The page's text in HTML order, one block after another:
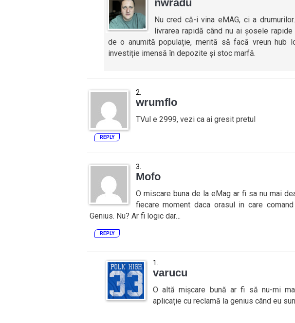
nwradu
Nu cred că-i vina eMAG, ci a
livrarea rapidă când nu ai șosele
de o anumită populație, merită să facă vreun hub
investiție imensă în depozite și stoc marfă.
wrumflo
TVul e 2999, vezi ca ai gresit pretul
REPLY
Mofo
O miscare buna de la eMag ar fi sa nu mai
fiecare moment daca orasul in care
Genius. Nu? Ar fi logic dar…
REPLY
varucu
O altă mișcare bună ar fi să nu-mi
aplicație cu reclamă la genius când eu